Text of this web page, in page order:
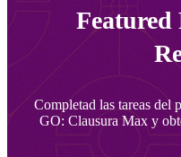
Featured
Completad las tareas del
GO: Clausura Max y